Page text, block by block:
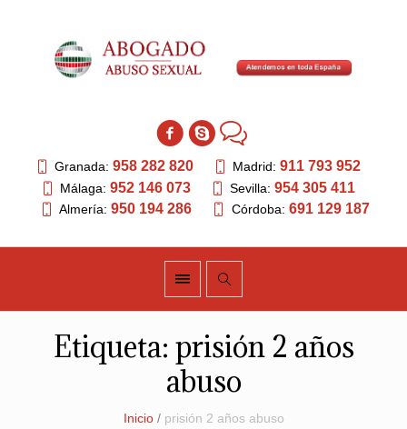
Granada: 958 282 820 Madrid: 911 793 952
Málaga: 952 146 073 Sevilla: 954 305 411
Almería:950 194 286 Córdoba: 691 129 187
Etiqueta: prisión 2 años
abuso
Inicio / prisión 2 años abuso